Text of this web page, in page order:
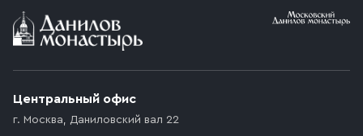
Условия доставки
возникают препятствия для подъезда автомобиля,
которое максимально близко к месту запланированной
Центральный офис
г. Москва, Даниловский вал 22